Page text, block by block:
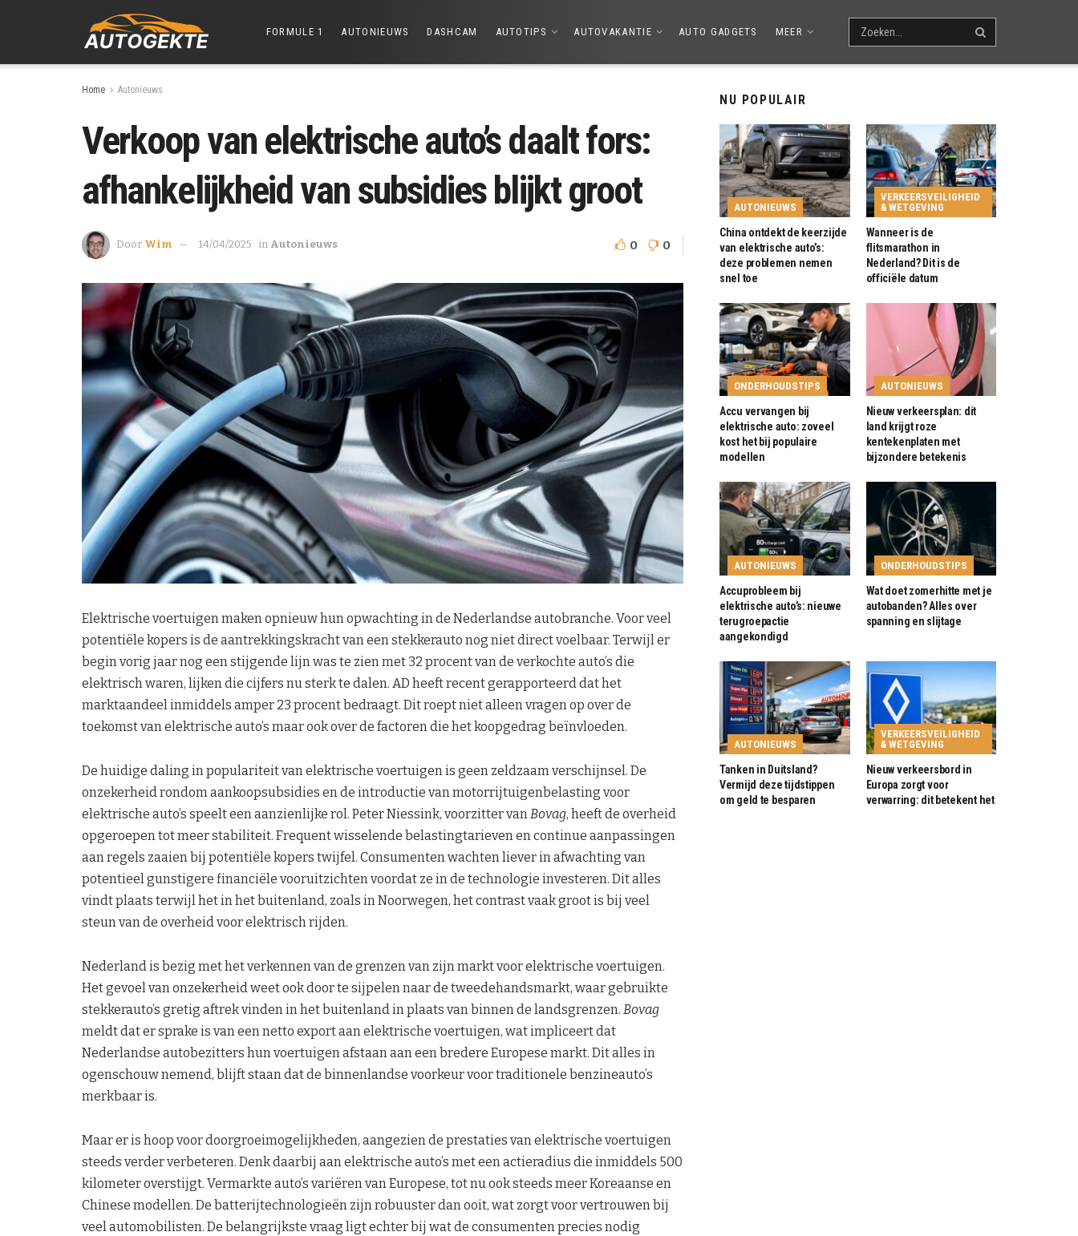
FORMULE 1 AUTONIEUWS DASHCAM AUTOTIPS AUTOVAKANTIE AUTO GADGETS MEER
Home Autonieuws
Verkoop van elektrische auto’s daalt fors:
afhankelijkheid van subsidies blijkt groot
Door Wim 14/04/2025 in Autonieuws 0 0
Elektrische voertuigen maken opnieuw hun opwachting in de Nederlandse autobranche. Voor veel
potentiële kopers is de aantrekkingskracht van een stekkerauto nog niet direct voelbaar. Terwijl er
begin vorig jaar nog een stijgende lijn was te zien met 32 procent van de verkochte auto’s die
elektrisch waren, lijken die cijfers nu sterk te dalen. AD heeft recent gerapporteerd dat het
marktaandeel inmiddels amper 23 procent bedraagt. Dit roept niet alleen vragen op over de
toekomst van elektrische auto’s maar ook over de factoren die het koopgedrag beïnvloeden.
De huidige daling in populariteit van elektrische voertuigen is geen zeldzaam verschijnsel. De
onzekerheid rondom aankoopsubsidies en de introductie van motorrijtuigenbelasting voor
elektrische auto’s speelt een aanzienlijke rol. Peter Niessink, voorzitter vanBovag, heeft de overheid
opgeroepen tot meer stabiliteit. Frequent wisselende belastingtarieven en continue aanpassingen
aan regels zaaien bij potentiële kopers twijfel. Consumenten wachten liever in afwachting van
potentieel gunstigere financiële vooruitzichten voordat ze in de technologie investeren. Dit alles
vindt plaats terwijl het in het buitenland, zoals in Noorwegen, het contrast vaak groot is bij veel
steun van de overheid voor elektrisch rijden.
Nederland is bezig met het verkennen van de grenzen van zijn markt voor elektrische voertuigen.
Het gevoel van onzekerheid weet ook door te sijpelen naar de tweedehandsmarkt, waar gebruikte
stekkerauto’s gretig aftrek vinden in het buitenland in plaats van binnen de landsgrenzen. Bovag
meldt dat er sprake is van een netto export aan elektrische voertuigen, wat impliceert dat
Nederlandse autobezitters hun voertuigen afstaan aan een bredere Europese markt. Dit alles in
ogenschouw nemend, blijft staan dat de binnenlandse voorkeur voor traditionele benzineauto’s
merkbaar is.
Maar er is hoop voor doorgroeimogelijkheden, aangezien de prestaties van elektrische voertuigen
steeds verder verbeteren. Denk daarbij aan elektrische auto’s met een actieradius die inmiddels 500
kilometer overstijgt. Vermarkte auto’s variëren van Europese, tot nu ook steeds meer Koreaanse en
Chinese modellen. De batterijtechnologieën zijn robuuster dan ooit, wat zorgt voor vertrouwen bij
veel automobilisten. De belangrijkste vraag ligt echter bij wat de consumenten precies nodig
NU POPULAIR
AUTONIEUWS
China ontdekt de keerzijde
van elektrische auto’s:
deze problemen nemen
snel toe
VERKEERSVEILIGHEID
& WETGEVING
Wanneer is de
flitsmarathon in
Nederland? Dit is de
officiële datum
ONDERHOUDSTIPS
Accu vervangen bij
elektrische auto: zoveel
kost het bij populaire
modellen
AUTONIEUWS
Nieuw verkeersplan: dit
land krijgt roze
kentekenplaten met
bijzondere betekenis
AUTONIEUWS
Accuprobleem bij
elektrische auto’s: nieuwe
terugroepactie
aangekondigd
ONDERHOUDSTIPS
Wat doet zomerhitte met je
autobanden? Alles over
spanning en slijtage
AUTONIEUWS
Tanken in Duitsland?
Vermijd deze tijdstippen
om geld te besparen
VERKEERSVEILIGHEID
& WETGEVING
Nieuw verkeersbord in
Europa zorgt voor
verwarring: dit betekent het